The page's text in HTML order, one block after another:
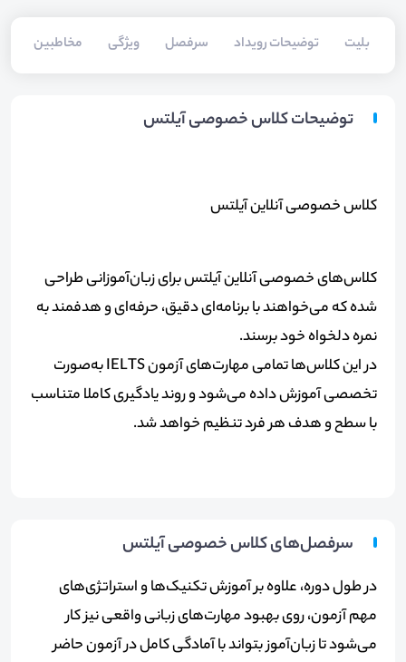
بلیت‌ توضیحات رویداد سرفصل ویژگی مخاطبین
توضیحات کلاس خصوصی آیلتس
کلاس خصوصی آنلاین آیلتس
کلاس‌های خصوصی آنلاین آیلتس برای زبان‌آموزانی طراحی
شده که می‌خواهند با برنامه‌ای دقیق، حرفه‌ای و هدفمند به
نمره دلخواه خود برسند.
در این کلاس‌ها تمامی مهارت‌های آزمون
به‌صورت
تخصصی آموزش داده می‌شود و روند یادگیری کاملا متناسب
با سطح و هدف هر فرد تنظیم خواهد شد.
سرفصل‌های کلاس خصوصی آیلتس
در طول دوره، علاوه بر آموزش تکنیک‌ها و استراتژی‌های
مهم آزمون، روی بهبود مهارت‌های زبانی واقعی نیز کار
می‌شود تا زبان‌آموز بتواند با آمادگی کامل در آزمون حاضر